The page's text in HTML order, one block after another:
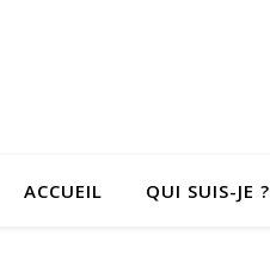
ACCUEIL QUI SUIS-JE ?